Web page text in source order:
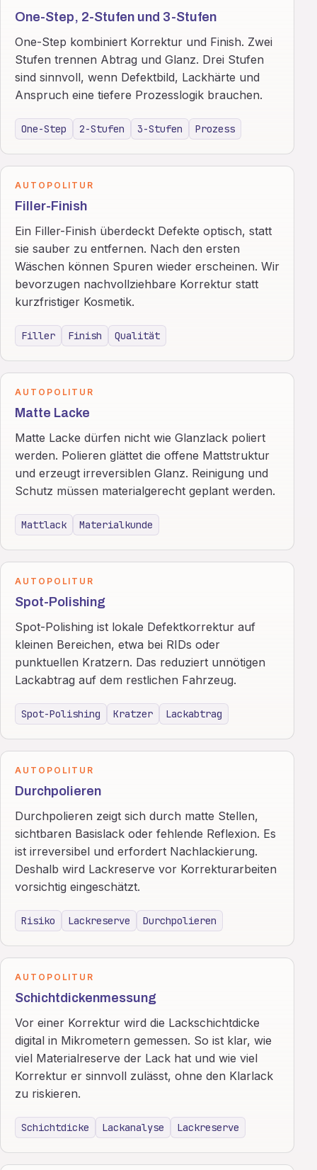
One-Step, 2-Stufen und 3-Stufen
One-Step kombiniert Korrektur und Finish. Zwei
Stufen trennen Abtrag und Glanz. Drei Stufen
sind sinnvoll, wenn Defektbild, Lackhärte und
Anspruch eine tiefere Prozesslogik brauchen.
One-Step 2-Stufen 3-Stufen Prozess
AUTOPOLITUR
Filler-Finish
Ein Filler-Finish überdeckt Defekte optisch, statt
sie sauber zu entfernen. Nach den ersten
Wäschen können Spuren wieder erscheinen. Wir
bevorzugen nachvollziehbare Korrektur statt
kurzfristiger Kosmetik.
Filler Finish Qualität
AUTOPOLITUR
Matte Lacke
Matte Lacke dürfen nicht wie Glanzlack poliert
werden. Polieren glättet die offene Mattstruktur
und erzeugt irreversiblen Glanz. Reinigung und
Schutz müssen materialgerecht geplant werden.
Mattlack Materialkunde
AUTOPOLITUR
Spot-Polishing
Spot-Polishing ist lokale Defektkorrektur auf
kleinen Bereichen, etwa bei RIDs oder
punktuellen Kratzern. Das reduziert unnötigen
Lackabtrag auf dem restlichen Fahrzeug.
Spot-Polishing Kratzer Lackabtrag
AUTOPOLITUR
Durchpolieren
Durchpolieren zeigt sich durch matte Stellen,
sichtbaren Basislack oder fehlende Reflexion. Es
ist irreversibel und erfordert Nachlackierung.
Deshalb wird Lackreserve vor Korrekturarbeiten
vorsichtig eingeschätzt.
Risiko Lackreserve Durchpolieren
AUTOPOLITUR
Schichtdickenmessung
Vor einer Korrektur wird die Lackschichtdicke
digital in Mikrometern gemessen. So ist klar, wie
viel Materialreserve der Lack hat und wie viel
Korrektur er sinnvoll zulässt, ohne den Klarlack
zu riskieren.
Schichtdicke Lackanalyse Lackreserve